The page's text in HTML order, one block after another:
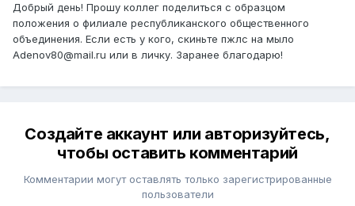
Добрый день! Прошу коллег поделиться с образцом
положения о филиале республиканского общественного
объединения. Если есть у кого, скиньте пжлс на мыло
Adenov80@mail.ru или в личку. Заранее благодарю!
Создайте аккаунт или авторизуйтесь,
чтобы оставить комментарий
Комментарии могут оставлять только зарегистрированные
пользователи